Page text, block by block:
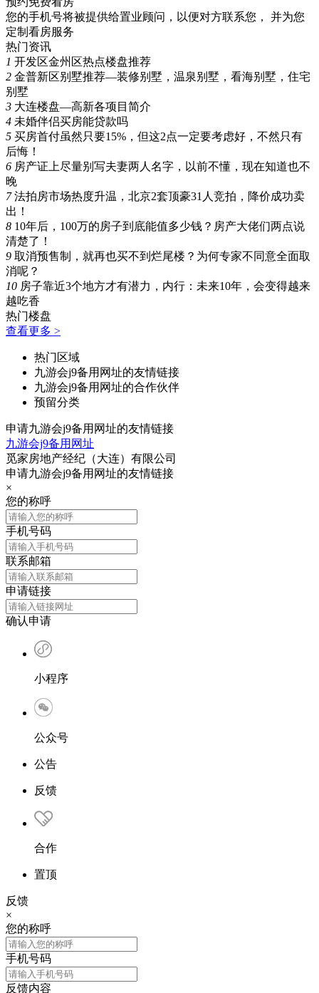
您的手机号将被提供给置业顾问，以便对方联系您， 并为您
定制看房服务
热门资讯
1 开发区金州区热点楼盘推荐
2 金普新区别墅推荐—装修别墅，温泉别墅，看海别墅，住宅
别墅
3 大连楼盘—高新各项目简介
4 未婚伴侣买房能贷款吗
5 买房首付虽然只要15%，但这2点一定要考虑好，不然只有
后悔！
6 房产证上尽量别写夫妻两人名字，以前不懂，现在知道也不
晚
7 法拍房市场热度升温，北京2套顶豪31人竞拍，降价成功卖
出！
8 10年后，100万的房子到底能值多少钱？房产大佬们两点说
清楚了！
9 取消预售制，就再也买不到烂尾楼？为何专家不同意全面取
消呢？
10 房子靠近3个地方才有潜力，内行：未来10年，会变得越来
越吃香
热门楼盘
查看更多 >
热门区域
九游会j9备用网址的友情链接
九游会j9备用网址的合作伙伴
预留分类
申请九游会j9备用网址的友情链接
九游会j9备用网址
觅家房地产经纪（大连）有限公司
申请九游会j9备用网址的友情链接
×
您的称呼
手机号码
联系邮箱
申请链接
确认申请
小程序
公众号
公告
反馈
合作
置顶
反馈
×
您的称呼
手机号码
反馈内容